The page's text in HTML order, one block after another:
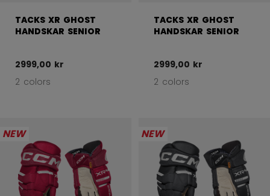
TACKS XR GHOST
HANDSKAR SENIOR
2999,00 kr
2 colors
TACKS XR GHOST
HANDSKAR SENIOR
2999,00 kr
2 colors
NEW NEW